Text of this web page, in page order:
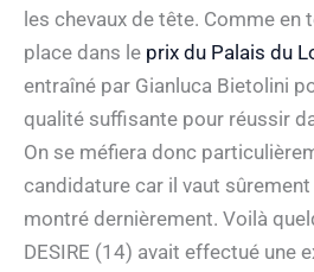
les chevaux de tête. Comme
place dans le prix du Palais du
entraîné par Gianluca Bietolini
qualité suffisante pour réussir
On se méfiera donc
candidature car il vaut sûrement
montré dernièrement. Voilà
DESIRE (14) avait effectué une